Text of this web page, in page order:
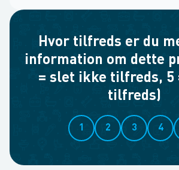
Hvor tilfreds er du
information om dette
= slet ikke tilfreds, 5
tilfreds)
1 2 3 4